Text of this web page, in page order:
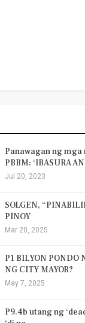
Panawagan ng mga
PBBM: ‘IBASURA
Jul 20, 2023
SOLGEN,
PINOY
Mar 20, 2025
P1 BILYON PONDO
NG CITY MAYOR?
May 7, 2025
P9.4b utang ng